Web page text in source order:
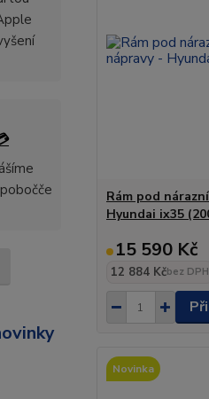
Rám pod
Hyundai ix35
15 590 Kč
12 884 Kčbez DPH
Novinka